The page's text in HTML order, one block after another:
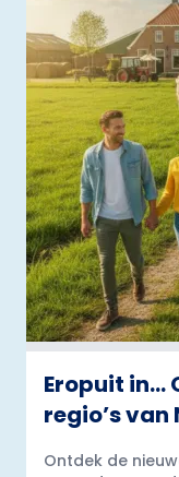
Eropuit in…
regio’s
Ontdek de